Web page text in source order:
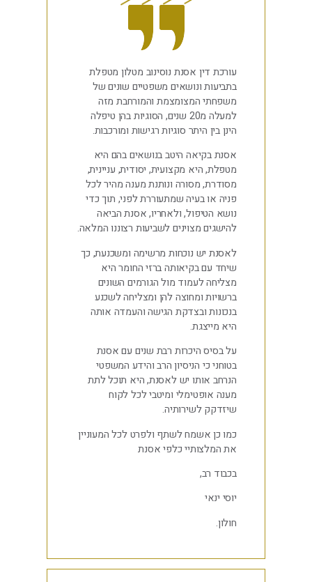
עורכת דין אסנת נוסינוב מטלון מטפלת
בתביעות ונושאים משפטיים שונים של
משפחתי המצומצמת והמורחבת מזה
למעלה מ20 שנים, הסוגיות בהן טיפלה
הינן בין היתר סוגיות רגישות ומורכבות.
אסנת בקיאה היטב בנושאים בהם היא
מטפלת, היא מקצועית, יסודית, עניינית,
מסודרת, מסורה ונותנת מענה מהיר לכל
פניה או בעיה שמתעוררת לפני, תוך כדי
נושא הטיפול, ולאחריו, אסנת הביאה
להישגים מצוינים לשביעות רצוננו המלאה.
לאסנת יש נוכחות מרשימה ומשכנעת, כך
שיחד עם בקיאותה ברזי החומר היא
מצליחה לעמוד מול הגורמים השונים
ברשויות ומחוצה להן ומצליחה לשכנע
בנכונות ובצדקת הגישה והעמדה אותה
היא מייצגת.
על בסיס היכרות רבת שנים עם אסנת
בטוחני כי הניסיון הרב והידע המשפטי
הנרחב אותו יש לאסנת, היא תוכל לתת
מענה אופטימלי ומיטבי לכל לקוח
שיזדקק לשירותיה.
כמו כן אשמח לשתף ולפרט לכל המעוניין
את המלצותיי כלפי אסנת
בכבוד רב,
יוסי ינאי
חולון.